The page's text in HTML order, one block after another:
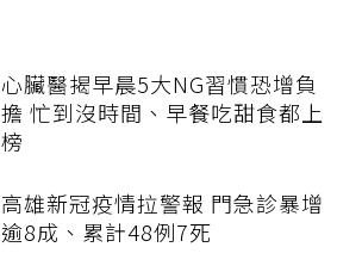
心臟醫揭早晨5大NG習慣恐增負
擔 忙到沒時間、早餐吃甜食都上
榜
高雄新冠疫情拉警報 門急診暴增
逾8成、累計48例7死